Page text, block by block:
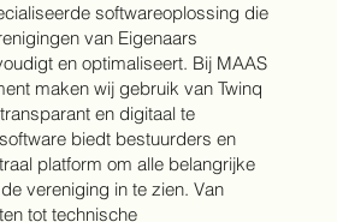
softwareoplossing die
van Eigenaars
en optimaliseert. Bij MAAS
maken wij gebruik van Twinq
en digitaal te
biedt bestuurders en
platform om alle belangrijke
vereniging in te zien. Van
tot technische